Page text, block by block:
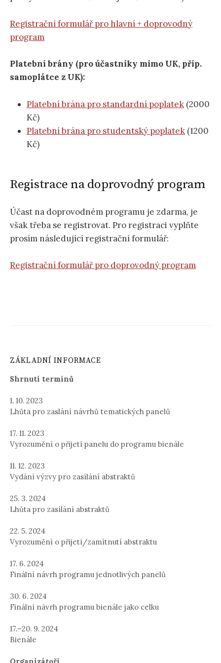
Registrační formulář pro hlavní + doprovodný
program
Platební brány (pro účastníky mimo UK, příp.
samoplátce z UK):
Platební brána pro standardní poplatek (2000
Kč)
Platební brána pro studentský poplatek (1200
Kč)
Registrace na doprovodný program
Účast na doprovodném programu je zdarma, je
však třeba se registrovat. Pro registraci vyplňte
prosím následující registrační formulář:
Registrační formulář pro doprovodný program
ZÁKLADNÍ INFORMACE
Shrnutí termínů
1. 10. 2023
Lhůta pro zaslání návrhů tematických panelů
17. 11. 2023
Vyrozumění o přijetí panelu do programu bienále
11. 12. 2023
Vydání výzvy pro zasílání abstraktů
25. 3. 2024
Lhůta pro zasílání abstraktů
22. 5. 2024
Vyrozumění o přijetí/zamítnutí abstraktu
17. 6. 2024
Finální návrh programu jednotlivých panelů
30. 6. 2024
Finální návrh programu bienále jako celku
17.–20. 9. 2024
Bienále
Organizátoři